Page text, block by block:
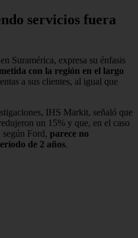
servicios fuera
Suramérica, expresa su énfasis
con la región en el largo
a sus clientes, al igual que
IHS Markit, señaló que
un 15% y que, en el caso
Ford, parece no
de 2 años.